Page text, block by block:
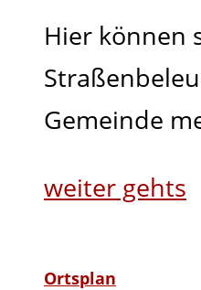
Hier können
Gemeinde
weiter gehts
Ortsplan